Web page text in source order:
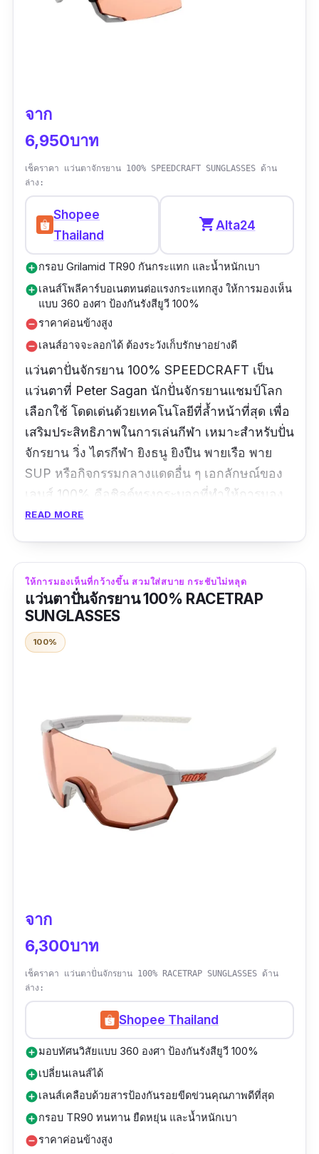
จาก
6,950บาท
เช็คราคา แว่นตาจักรยาน 100% SPEEDCRAFT SUNGLASSES ด้าน
ล่าง:
Shopee
Thailand
shopping_cartAlta24
add_circleกรอบ Grilamid TR90 กันกระแทก และน้ำหนักเบา
add_circleเลนส์โพลีคาร์บอเนตทนต่อแรงกระแทกสูง ให้การมองเห็น
แบบ 360 องศา ป้องกันรังสียูวี 100%
remove_circleราคาค่อนข้างสูง
remove_circleเลนส์อาจจะลอกได้ ต้องระวังเก็บรักษาอย่างดี
แว่นตาปั่นจักรยาน 100% SPEEDCRAFT เป็น
แว่นตาที่ Peter Sagan นักปั่นจักรยานแชมป์โลก
เลือกใช้ โดดเด่นด้วยเทคโนโลยีที่ล้ำหน้าที่สุด เพื่อ
เสริมประสิทธิภาพในการเล่นกีฬา เหมาะสำหรับปั่น
จักรยาน วิ่ง ไตรกีฬา ยิงธนู ยิงปืน พายเรือ พาย
SUP หรือกิจกรรมกลางแดดอื่น ๆ เอกลักษณ์ของ
เลนส์ 100% คือชิลด์ทรงกระบอกที่ทำให้การมอง
เห็นชัดเจนทั้ง 360 องศา เลนส์เคลือบกันรอยขีด
เป็นพิเศษ ช่วยให้รู้สึกสบายตลอดวัน พร้อมช่อง
ระบายอากาศด้านล่างช่วยเพิ่มการระบายอากาศ
และลดความชื้นที่เลนส์
รีวิวจากผู้ใช้จริง:
กระชับไม่หลุด"
READ MORE
ให้การมองเห็นที่กว้างขึ้น สวมใส่สบาย กระชับไม่หลุด
แว่นตาปั่นจักรยาน 100% RACETRAP
SUNGLASSES
100%
จาก
6,300บาท
เช็คราคา แว่นตาปั่นจักรยาน 100% RACETRAP SUNGLASSES ด้าน
ล่าง:
Shopee Thailand
add_circleมอบทัศนวิสัยแบบ 360 องศา ป้องกันรังสียูวี 100%
add_circleเปลี่ยนเลนส์ได้
add_circleเลนส์เคลือบด้วยสารป้องกันรอยขีดข่วนคุณภาพดีที่สุด
add_circleกรอบ TR90 ทนทาน ยืดหยุ่น และน้ำหนักเบา
remove_circleราคาค่อนข้างสูง